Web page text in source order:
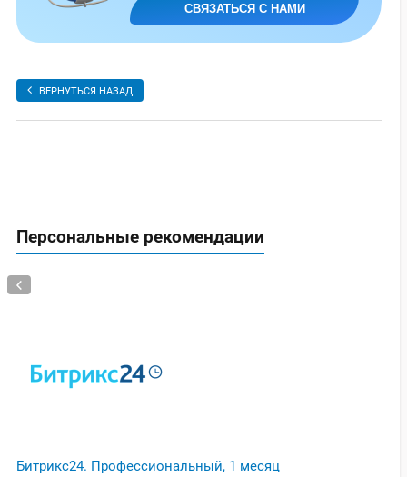
СВЯЗАТЬСЯ С НАМИ
ВЕРНУТЬСЯ НАЗАД
Персональные рекомендации
Битрикс24. Профессиональный, 1 месяц